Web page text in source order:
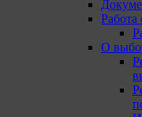
О